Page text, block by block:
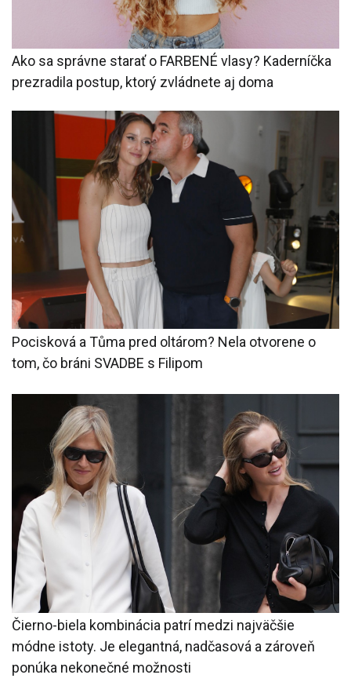
Ako sa správne starať o FARBENÉ vlasy? Kaderníčka
prezradila postup, ktorý zvládnete aj doma
Pocisková a Tůma pred oltárom? Nela otvorene o
tom, čo bráni SVADBE s Filipom
Čierno-biela kombinácia patrí medzi najväčšie
módne istoty. Je elegantná, nadčasová a zároveň
ponúka nekonečné možnosti